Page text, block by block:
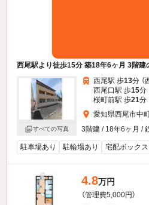
西尾駅より徒歩15分 築18年6ヶ月 3階建
すべての写真
西尾駅 歩13分 （
西尾口駅 歩15分
桜町前駅 歩21分
愛知県西尾市中
3階建 / 18年6ヶ月 /
駐車場あり 駐輪場あり 宅配ボックス
4.8万円
（管理費5,000円）